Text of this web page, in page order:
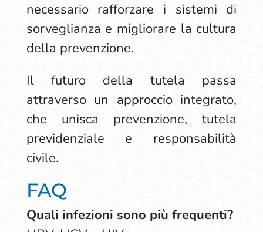
necessario rafforzare i sistemi di
sorveglianza e migliorare la cultura
della prevenzione.
Il futuro della tutela passa
attraverso un approccio integrato,
che unisca prevenzione, tutela
previdenziale e responsabilità
civile.
FAQ
Quali infezioni sono più frequenti?